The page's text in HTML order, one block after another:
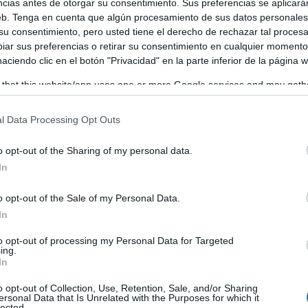
antes de otorgar su consentimiento. Sus preferencias se
Tenga en cuenta que algún procesamiento de sus datos
consentimiento, pero usted tiene el derecho de rechazar tal
sus preferencias o retirar su consentimiento en cualquier
clic en el botón "Privacidad" en la parte inferior de la página
that this website/app uses one or more Google services and may
but not limited to your visit or usage behaviour. You may
consent section.
Data Processing Opt Outs
opt-out of the Sharing of my personal data.
opt-out of the Sale of my Personal Data.
opt-out of processing my Personal Data for Targeted
opt-out of Collection, Use, Retention, Sale, and/or Sharing
Data that Is Unrelated with the Purposes for which it
por el secretario de Formación y Proyectos
aseguraba que informes de la Organización
concreta, en un plazo de 5 años el 6,3% de los
de la IA. Esto representa la desaparición de 58.000
por mujeres. “El impacto sería más importante en los
labores administrativas, jurídicas o de atención al